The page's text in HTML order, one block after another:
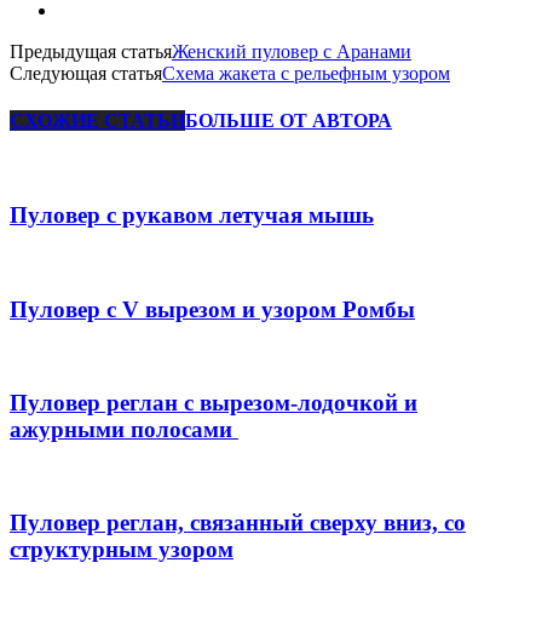
Предыдущая статьяЖенский пуловер с Аранами
Следующая статьяСхема жакета с рельефным узором
СХОЖИЕ СТАТЬИБОЛЬШЕ ОТ АВТОРА
Пуловер с рукавом летучая мышь
Пуловер с V вырезом и узором Ромбы
Пуловер реглан с вырезом-лодочкой и
ажурными полосами
Пуловер реглан, связанный сверху вниз, со
структурным узором